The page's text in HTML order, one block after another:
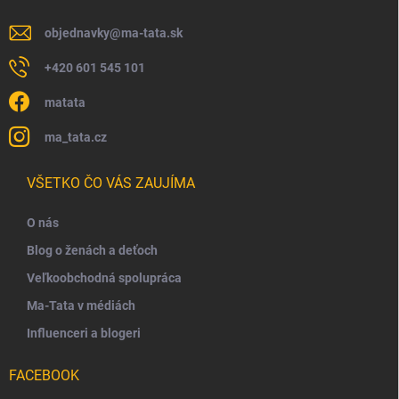
objednavky@ma-tata.sk
+420 601 545 101
matata
ma_tata.cz
VŠETKO ČO VÁS ZAUJÍMA
O nás
Blog o ženách a deťoch
Veľkoobchodná spolupráca
Ma-Tata v médiách
Influenceri a blogeri
FACEBOOK